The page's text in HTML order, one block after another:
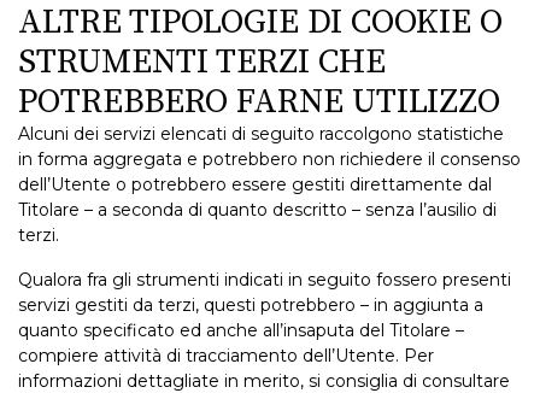
ALTRE TIPOLOGIE DI COOKIE O
STRUMENTI TERZI CHE
POTREBBERO FARNE UTILIZZO
Alcuni dei servizi elencati di seguito raccolgono statistiche
in forma aggregata e potrebbero non richiedere il consenso
dell’Utente o potrebbero essere gestiti direttamente dal
Titolare – a seconda di quanto descritto – senza l’ausilio di
terzi.
Qualora fra gli strumenti indicati in seguito fossero presenti
servizi gestiti da terzi, questi potrebbero – in aggiunta a
quanto specificato ed anche all’insaputa del Titolare –
compiere attività di tracciamento dell’Utente. Per
informazioni dettagliate in merito, si consiglia di consultare